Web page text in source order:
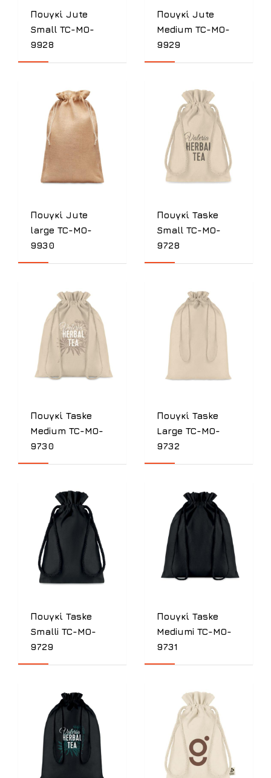
Πουγκί Jute
Small TC-MO-
9928
Πουγκί Jute
Medium TC-MO-
9929
Πουγκί Jute
large TC-MO-
9930
Πουγκί Taske
Small TC-MO-
9728
Πουγκί Taske
Medium TC-MO-
9730
Πουγκί Taske
Large TC-MO-
9732
Πουγκί Taske
Smalli TC-MO-
9729
Πουγκί Taske
Mediumi TC-MO-
9731